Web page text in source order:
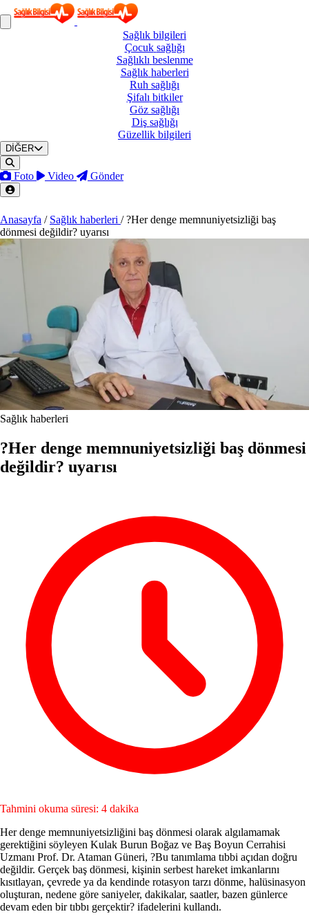
Sağlık bilgileri
Çocuk sağlığı
Sağlıklı beslenme
Sağlık haberleri
Ruh sağlığı
Şifalı bitkiler
Göz sağlığı
Diş sağlığı
Güzellik bilgileri
DİĞER
Foto Video Gönder
Anasayfa / Sağlık haberleri / ?Her denge memnuniyetsizliği baş
dönmesi değildir? uyarısı
Sağlık haberleri
?Her denge memnuniyetsizliği baş dönmesi
değildir? uyarısı
Tahmini okuma süresi: 4 dakika
Her denge memnuniyetsizliğini baş dönmesi olarak algılamamak
gerektiğini söyleyen Kulak Burun Boğaz ve Baş Boyun Cerrahisi
Uzmanı Prof. Dr. Ataman Güneri, ?Bu tanımlama tıbbi açıdan doğru
değildir. Gerçek baş dönmesi, kişinin serbest hareket imkanlarını
kısıtlayan, çevrede ya da kendinde rotasyon tarzı dönme, halüsinasyon
oluşturan, nedene göre saniyeler, dakikalar, saatler, bazen günlerce
devam eden bir tıbbı gerçektir? ifadelerini kullandı.